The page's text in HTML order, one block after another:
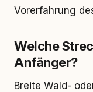
Vorerfahrung
Welche
Anfänger?
Breite Wald-